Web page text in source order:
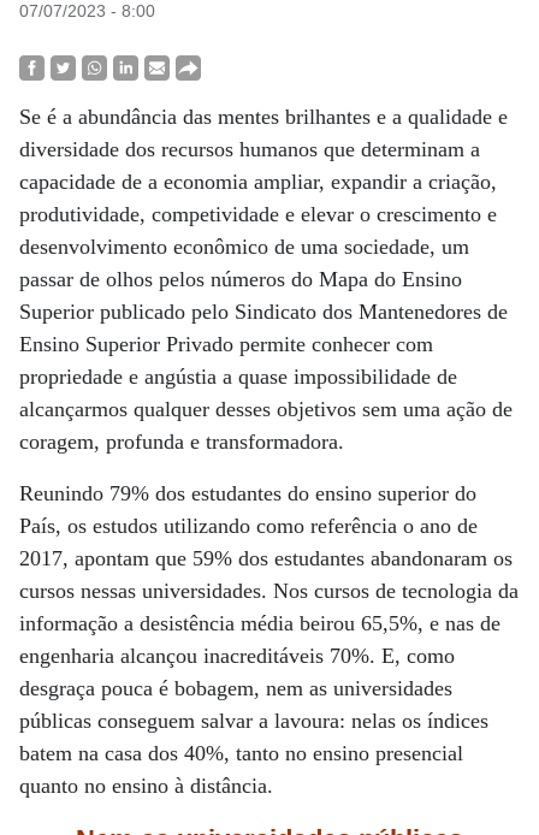
07/07/2023 - 8:00
Se é a abundância das mentes brilhantes e a qualidade e
diversidade dos recursos humanos que determinam a
capacidade de a economia ampliar, expandir a criação,
produtividade, competividade e elevar o crescimento e
desenvolvimento econômico de uma sociedade, um
passar de olhos pelos números do Mapa do Ensino
Superior publicado pelo Sindicato dos Mantenedores de
Ensino Superior Privado permite conhecer com
propriedade e angústia a quase impossibilidade de
alcançarmos qualquer desses objetivos sem uma ação de
coragem, profunda e transformadora.
Reunindo 79% dos estudantes do ensino superior do
País, os estudos utilizando como referência o ano de
2017, apontam que 59% dos estudantes abandonaram os
cursos nessas universidades. Nos cursos de tecnologia da
informação a desistência média beirou 65,5%, e nas de
engenharia alcançou inacreditáveis 70%. E, como
desgraça pouca é bobagem, nem as universidades
públicas conseguem salvar a lavoura: nelas os índices
batem na casa dos 40%, tanto no ensino presencial
quanto no ensino à distância.